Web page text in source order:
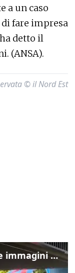
a un caso
fare impresa
detto il
(ANSA).
© il Nord Est
Il Barcellona sbarca in Friuli: le immagini dell'arrivo in albergo